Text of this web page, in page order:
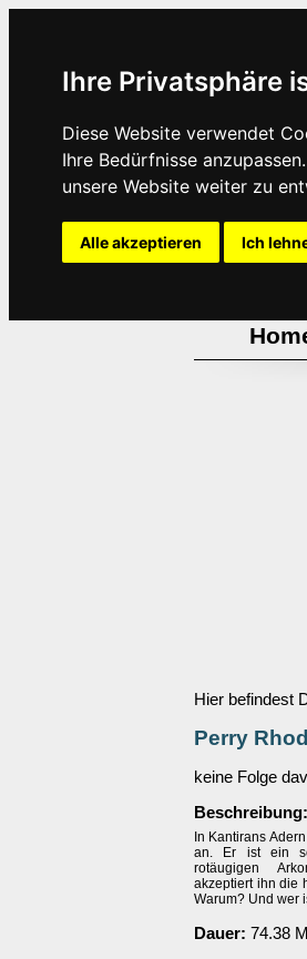
Ihre Privatsphäre
Diese Website verwendet
Ihre Bedürfnisse
unsere Website weiter zu
Alle akzeptieren Ich
Hier befindest
Perry
keine Folge
Beschreibung:
In Kantirans
an. Er ist ein
rotäugigen
akzeptiert ihn die
Warum? Und wer
Dauer: 74.38